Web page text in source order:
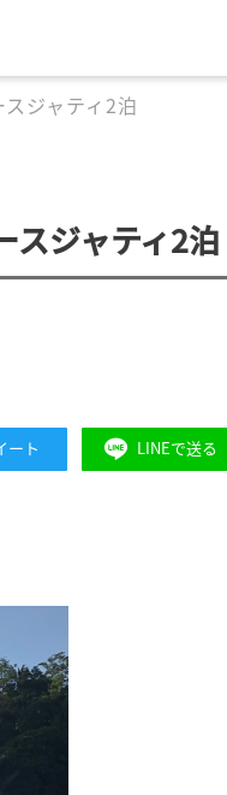
ジャティ2泊
スジャティ2泊
ート LINEで送る